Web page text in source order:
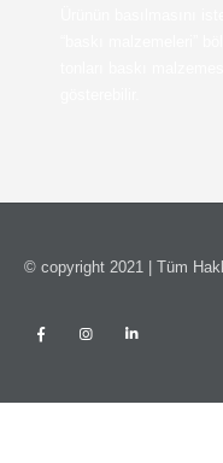
© copyright 2021 | Tüm